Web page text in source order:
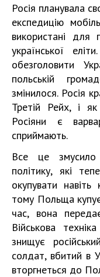
Росія планувала
експедицію
використані для
української
обезголовити
польській
змінилося. Росія
Третій Рейх, і
Росіяни є
сприймають.
Все це змусило
політику, які
окупувати
тому Польща
час, вона
Військова
знищує
солдат, вбитий в
вторгнеться до